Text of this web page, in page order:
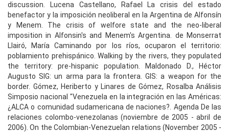
discussion. Lucena Castellano, Rafael La crisis del estado
benefactor y la imposición neoliberal en la Argentina de Alfonsín
y Menem. The crisis of welfore state and the neo-liberal
imposition in Alfonsin's and Menem's Argentina. de Monserrat
Llairó, María Caminando por los ríos, ocuparon el territorio:
poblamiento prehispánico. Walking by the rivers, they populated
the territory: pre-hispanic population. Maldonado D., Héctor
Augusto SIG: un arma para la frontera. GIS: a weapon for the
border. Gómez, Heriberto y Linares de Gómez, Rosalba Análisis
Simposio nacional "Venezuela en la integración en las Américas:
¿ALCA o comunidad sudamericana de naciones?. Agenda De las
relaciones colombo-venezolanas (noviembre de 2005 - abril de
2006). On the Colombian-Venezuelan relations (November 2005 -